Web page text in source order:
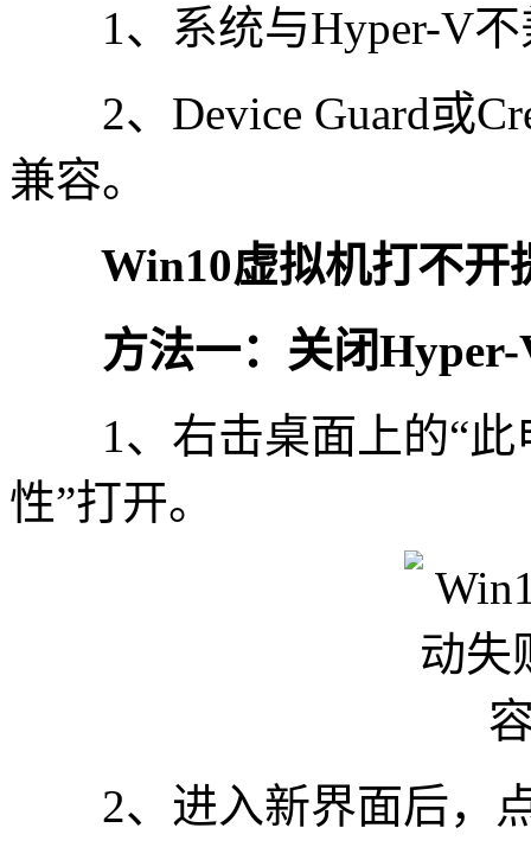
1、系统与Hyper-V不
2、Device Guard或
兼容。
Win10虚拟机打不开
方法一：关闭Hyper-
1、右击桌面上的“此
性”打开。
2、进入新界面后，点